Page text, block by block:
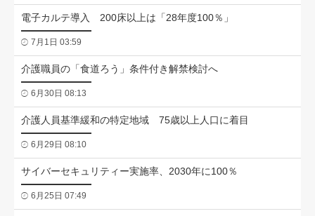
電子カルテ導入 200床以上は「28年度100％」
7月1日 03:59
介護職員の「食道ろう」条件付き解禁検討へ
6月30日 08:13
介護人員基準緩和の特定地域 75歳以上人口に着目
6月29日 08:10
サイバーセキュリティー実施率、2030年に100％
6月25日 07:49